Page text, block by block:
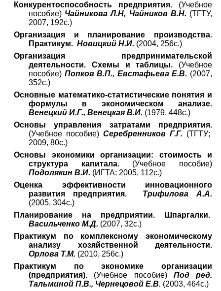
Конкурентоспособность предприятия. (Учебное
пособие) Чайникова Л.Н, Чайников В.Н. (ТГТУ,
2007, 192с.)
Организация и планирование производства.
Практикум. Новицкий Н.И. (2004, 256с.)
Организация предпринимательской
деятельности. Схемы и таблицы. (Учебное
пособие) Попков В.П., Евстафьева Е.В. (2007,
352с.)
Основные математико-статистические понятия и
формулы в экономическом анализе.
Венецкий И.Г., Венецкая В.И. (1979, 448с.)
Основы управления затратами предприятия.
(Учебное пособие) Серебренников Г.Г. (ТГТУ;
2009, 80с.)
Основы экономики организации: стоимость и
структура капитала.(Учебное пособие)
Подолякин В.И. (ИГТА; 2005, 112с.)
Оценка эффективности инновационного
развития предприятия. Трифилова А.А.
(2005, 304с.)
Планирование на предприятии. Шпаргалки.
Васильченко М.Д. (2007, 32с.)
Практикум по комплексному экономическому
анализу хозяйственной деятельности.
Орлова Т.М. (2010, 256с.)
Практикум по экономике организации
(предприятия). (Учебное пособие) Под ред.
Тальминой П.В., Чернецовой Е.В. (2003, 464с.)